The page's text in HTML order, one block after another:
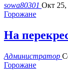
sowa80301 Окт 25,
Горожане
На
Администратор
Горожане